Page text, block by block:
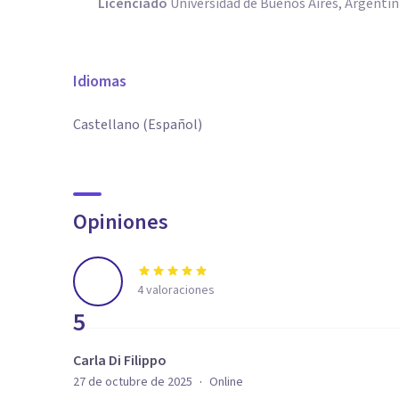
Idiomas
Castellano (Español)
Opiniones
5
4valoraciones
Carla Di Filippo
27 de octubre de 2025 · Online